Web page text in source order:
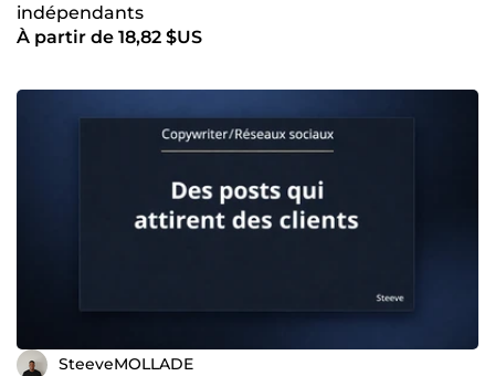
indépendants
À partir de 18,82 $US
SteeveMOLLADE